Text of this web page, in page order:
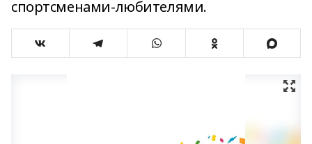
спортсменами-любителями.